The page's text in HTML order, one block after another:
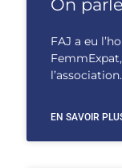
On
FAJ a eu
EN SAVOIR